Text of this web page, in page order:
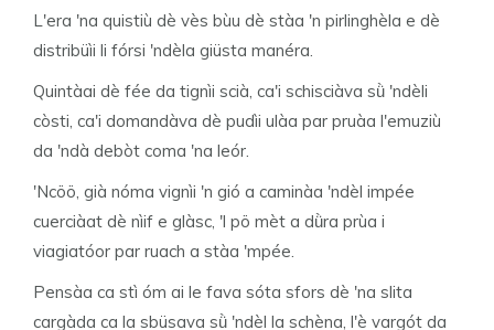
L'era 'na quistiù dè vès bùu dè stàa 'n pirlinghèla e dè
distribüìi li fórsi 'ndèla giüsta manéra.
Quintàai dè fée da tignìi scià, ca'i schisciàva sǜ 'ndèli
còsti, ca'i domandàva dè pudìi ulàa par pruàa l'emuziù
da 'ndà debòt coma 'na leór.
'Ncöö, già nóma vignìi 'n gió a caminàa 'ndèl impée
cuerciàat dè nìif e glàsc, 'l pö mèt a dǜra prùa i
viagiatóor par ruach a stàa 'mpée.
Pensàa ca stì óm ai le fava sóta sfors dè 'na slita
cargàda ca la sbüsava sǜ 'ndèl la schèna, l'è vargót da